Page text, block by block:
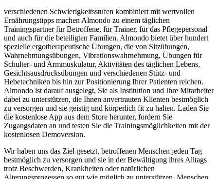
verschiedenen Schwierigkeitsstufen kombiniert mit wertvollen
Ernährungstipps machen Almondo zu einem täglichen
Trainingspartner für Betroffene, für Trainer, für das Pflegepersonal
und auch für die beteiligten Familien. Almondo bietet über hundert
spezielle ergotherapeutische Übungen, die von Sitzübungen,
Wahrnehmungsübungen, Vibrationswahrnehmung, Übungen für
Schulter- und Armmuskulatur, Aktivitäten des täglichen Lebens,
Gesichtsausdrucksübungen und verschiedenen Stütz- und
Hebetechniken bis hin zur Positionierung Ihrer Patienten reichen.
Almondo ist darauf ausgelegt, Sie als Institution und Ihre Mitarbeiter
dabei zu unterstützen, die Ihnen anvertrauten Klienten bestmöglich
zu versorgen und sie geistig und körperlich fit zu halten. Laden Sie
die kostenlose App aus dem Store herunter, fordern Sie
Zugangsdaten an und testen Sie die Trainingsmöglichkeiten mit der
kostenlosen Demoversion.
Wir haben uns das Ziel gesetzt, betroffenen Menschen jeden Tag
bestmöglich zu versorgen und sie in der Bewältigung ihres Alltags
trotz Beschwerden, Krankheiten oder natürlichen
Alterungsprozessen so gut wie möglich zu unterstützen. Menschen,